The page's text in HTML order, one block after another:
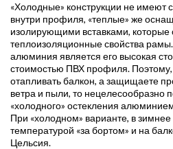
«Холодные» конструкции не имеют
внутри профиля, «теплые» же
изолирующими вставками, которые
теплоизоляционные свойства
алюминия является его высокая
стоимостью ПВХ профиля.
отапливать балкон, а защищаете
ветра и пыли, то нецелесообразно
«холодного» остекления
При «холодном» варианте, в
температурой «за бортом» и на
Цельсия.